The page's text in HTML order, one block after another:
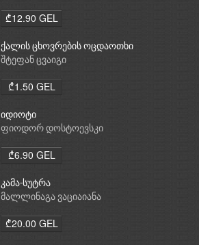
₾12.90 GEL
ქალის ცხოვრების ოცდაოთხი
საათი
შტეფან ცვაიგი
₾1.50 GEL
იდიოტი
ფიოდორ დოსტოევსკი
₾6.90 GEL
კამა-სუტრა
მალლინაგა ვაციაიანა
₾20.00 GEL